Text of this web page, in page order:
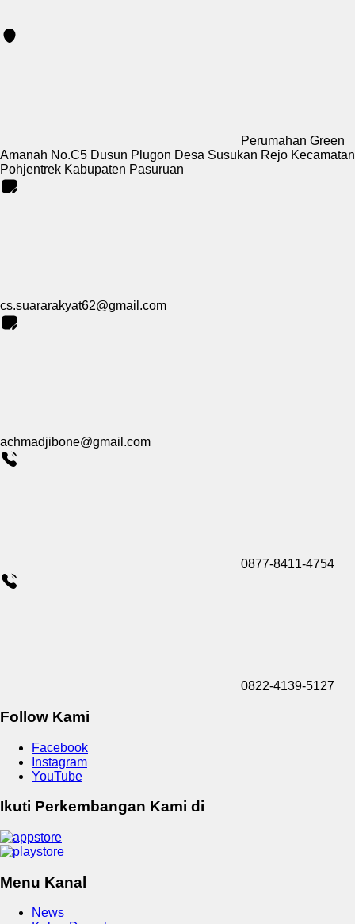
Perumahan Green
Amanah No.C5 Dusun Plugon Desa Susukan Rejo Kecamatan
Pohjentrek Kabupaten Pasuruan
cs.suararakyat62@gmail.com
achmadjibone@gmail.com
0877-8411-4754
0822-4139-5127
Follow Kami
Facebook
Instagram
YouTube
Ikuti Perkembangan Kami di
Menu Kanal
News